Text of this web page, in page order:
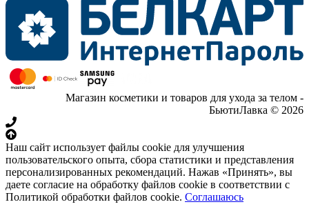
Магазин косметики и товаров для ухода за телом -
БьютиЛавка © 2026
Наш сайт использует файлы cookie для улучшения
пользовательского опыта, сбора статистики и представления
персонализированных рекомендаций. Нажав «Принять», вы
даете согласие на обработку файлов cookie в соответствии с
Политикой обработки файлов cookie. Соглашаюсь